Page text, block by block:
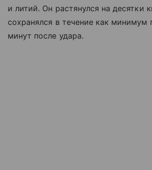
и литий. Он растянулся на десятки
сохранялся в течение как минимум
минут после удара.